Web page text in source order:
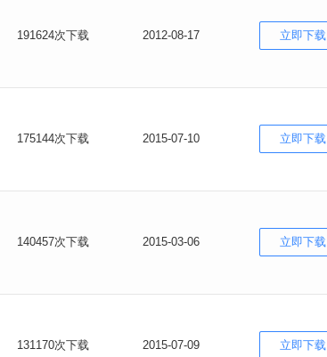
191624次下载 2012-08-17 立即下载
175144次下载 2015-07-10 立即下载
140457次下载 2015-03-06 立即下载
131170次下载 2015-07-09 立即下载